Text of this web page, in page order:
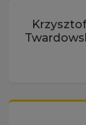
Krzysztof